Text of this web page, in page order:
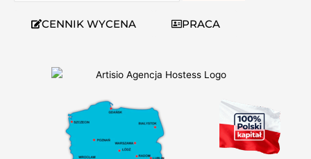
CENNIK WYCENA PRACA